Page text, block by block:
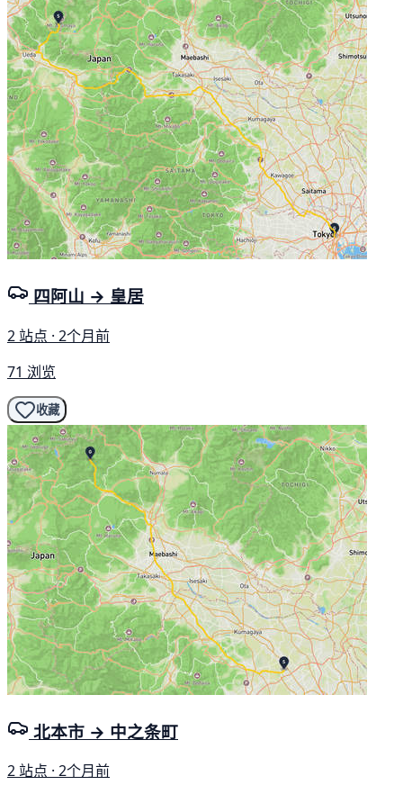
四阿山 → 皇居
2 站点 · 2个月前
71 浏览
收藏
北本市 → 中之条町
2 站点 · 2个月前